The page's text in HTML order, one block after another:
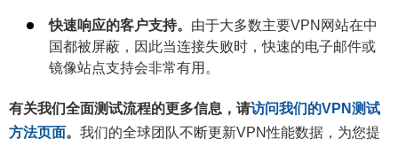
快速响应的客户支持。 由于大多数主要VPN网站在中
国都被屏蔽，因此当连接失败时，快速的电子邮件或
镜像站点支持会非常有用。
有关我们全面测试流程的更多信息，请访问我们的VPN测试
方法页面。 我们的全球团队不断更新VPN性能数据，为您提